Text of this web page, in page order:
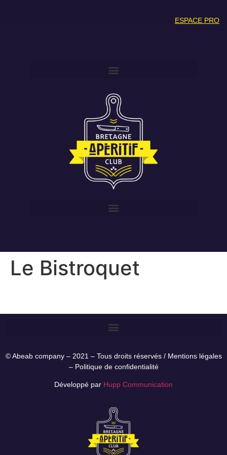
ESPACE PRO
Le Bistroquet
© Abeab company – 2021 – Tous droits réservés / Mentions légales
– Politique de confidentialité
Développé par Hupp Communication